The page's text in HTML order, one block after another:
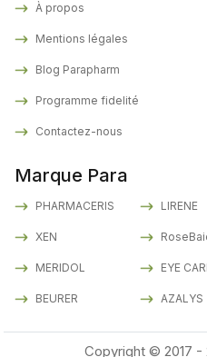
À propos
Mentions légales
Blog Parapharm
Programme fidelité
Contactez-nous
Marque Para
PHARMACERIS
XEN
MERIDOL
BEURER
LIRENE
EYE
AZALYS
Copyright © 2017 -